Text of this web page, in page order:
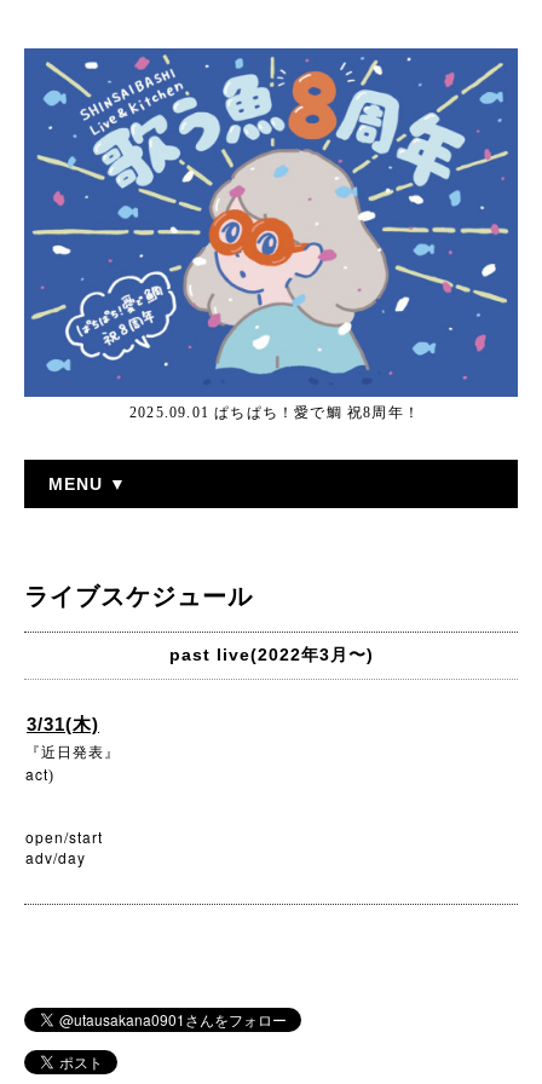
2025.09.01 ぱちぱち！愛で鯛 祝8周年！
MENU ▼
ライブスケジュール
past live(2022年3月〜)
3/31(木)
『近日発表』
act)
open/start
adv/day